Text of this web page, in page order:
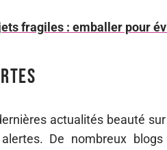
fragiles : emballer pour
actualités beauté
De nombreux